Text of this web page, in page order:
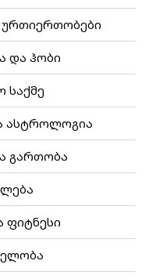
და ჰობი
საქმე
ასტროლოგია
გართობა
ფიტნესი